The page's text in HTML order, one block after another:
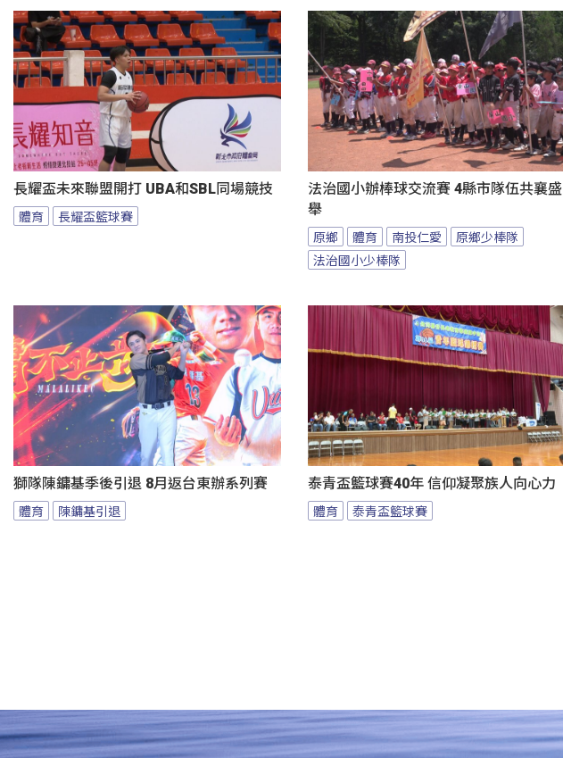
長耀盃未來聯盟開打 UBA和SBL同場競技
體育 長耀盃籃球賽
法治國小辦棒球交流賽 4縣市隊伍共襄盛
舉
原鄉 體育 南投仁愛
原鄉少棒隊
法治國小少棒隊
獅隊陳鏞基季後引退 8月返台東辦系列賽
體育 陳鏞基引退
泰青盃籃球賽40年 信仰凝聚族人向心力
體育 泰青盃籃球賽